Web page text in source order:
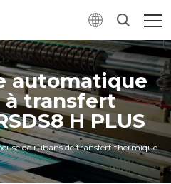
automatique
à transfert
H PLUS
de rubans de transfert thermique0